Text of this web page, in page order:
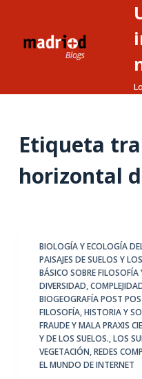
Etiqueta
horizontal
BIOLOGÍA Y ECOLOGÍA
PAISAJES DE SUELOS Y
BÁSICO SOBRE
DIVERSIDAD,
BIOGEOGRAFÍA POST
FILOSOFÍA, HISTORIA Y
FRAUDE Y MALA PRAXIS
Y DE LOS SUELOS.,LOS
VEGETACIÓN,REDES
EL MUNDO DE INTERNET